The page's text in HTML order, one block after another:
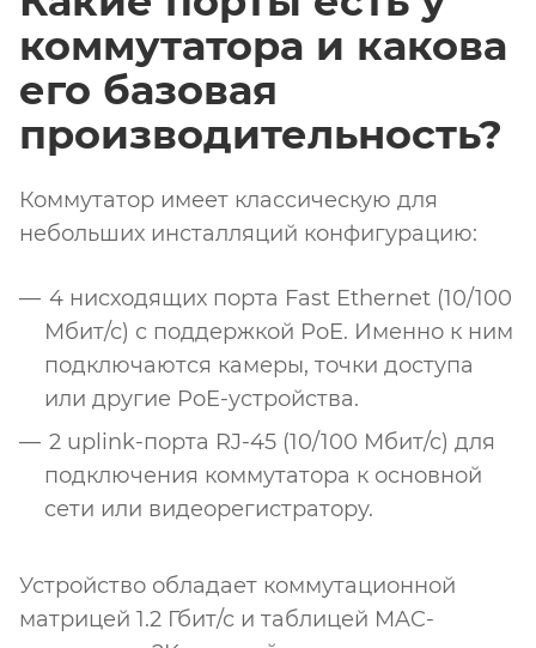
коммутатора и какова
его базовая
производительность?
Коммутатор имеет классическую для
небольших инсталляций конфигурацию:
4 нисходящих порта Fast Ethernet (10/100
Мбит/с) с поддержкой PoE. Именно к ним
подключаются камеры, точки доступа
или другие PoE-устройства.
2 uplink-порта RJ-45 (10/100 Мбит/с) для
подключения коммутатора к основной
сети или видеорегистратору.
Устройство обладает коммутационной
матрицей 1.2 Гбит/с и таблицей MAC-